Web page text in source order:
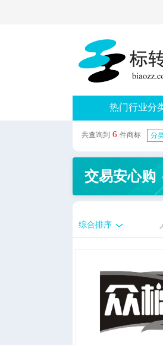
热门行业分
共查询到 6 件商标 分
交易安心购
综合排序